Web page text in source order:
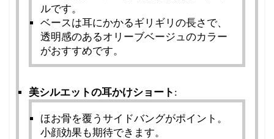
ルです。
ベースは耳にかかるギリギリの長さで、
透明感のあるオリーブベージュのカラー
がおすすめです。
美シルエットの耳かけショート :
ほお骨を覆うサイドバングがポイント。
小顔効果も期待できます。